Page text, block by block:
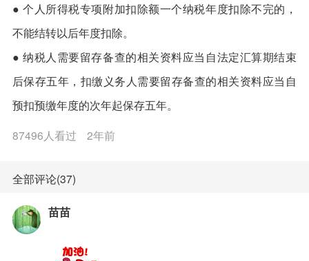
● 个人所得税专项附加扣除额一个纳税年度扣除不完的，
不能结转以后年度扣除。
● 纳税人需要留存备查的相关资料应当自法定汇算期结束
后保存五年，扣缴义务人需要留存备查的相关资料应当自
预扣预缴年度的次年起保存五年。
87496人看过 2年前
全部评论(37)
苗苗